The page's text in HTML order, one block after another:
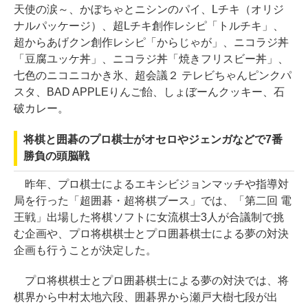
天使の涙～、かぼちゃとニシンのパイ、Lチキ（オリジ
ナルパッケージ）、超Lチキ創作レシピ「トルチキ」、
超からあげクン創作レシピ「からじゃが」、ニコラジ丼
「豆腐ユッケ丼」、ニコラジ丼「焼きフリスビー丼」、
七色のニコニコかき氷、超会議２ テレビちゃんピンクパ
スタ、BAD APPLEりんご飴、しょぼーんクッキー、石
破カレー。
将棋と囲碁のプロ棋士がオセロやジェンガなどで7番
勝負の頭脳戦
昨年、プロ棋士によるエキシビジョンマッチや指導対
局を行った「超囲碁・超将棋ブース」では、「第二回 電
王戦」出場した将棋ソフトに女流棋士3人が合議制で挑
む企画や、プロ将棋棋士とプロ囲碁棋士による夢の対決
企画も行うことが決定した。
プロ将棋棋士とプロ囲碁棋士による夢の対決では、将
棋界から中村太地六段、囲碁界から瀬戸大樹七段が出